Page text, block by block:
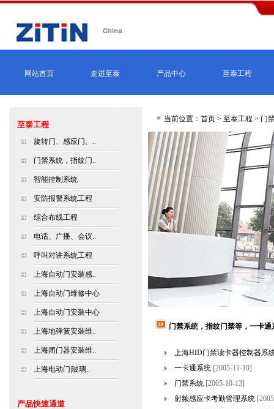
网站首页 走进至泰 产品中心 至泰工程
至泰工程
旋转门、感应门、..
门禁系统，指纹门..
智能控制系统
安防报警系统工程
综合布线工程
电话、广播、会议..
呼叫对讲系统工程
上海自动门安装感..
上海自动门维修中心
上海自动门安装中心
上海地弹簧安装维..
上海闭门器安装维..
上海电动门|玻璃..
产品快速通道
当前位置：首页 > 至泰工程 > 门
门禁系统，指纹门禁等，一卡通
上海HID门禁读卡器控制器系
一卡通系统 [2005-11-10]
门禁系统 [2005-10-13]
射频感应卡考勤管理系统